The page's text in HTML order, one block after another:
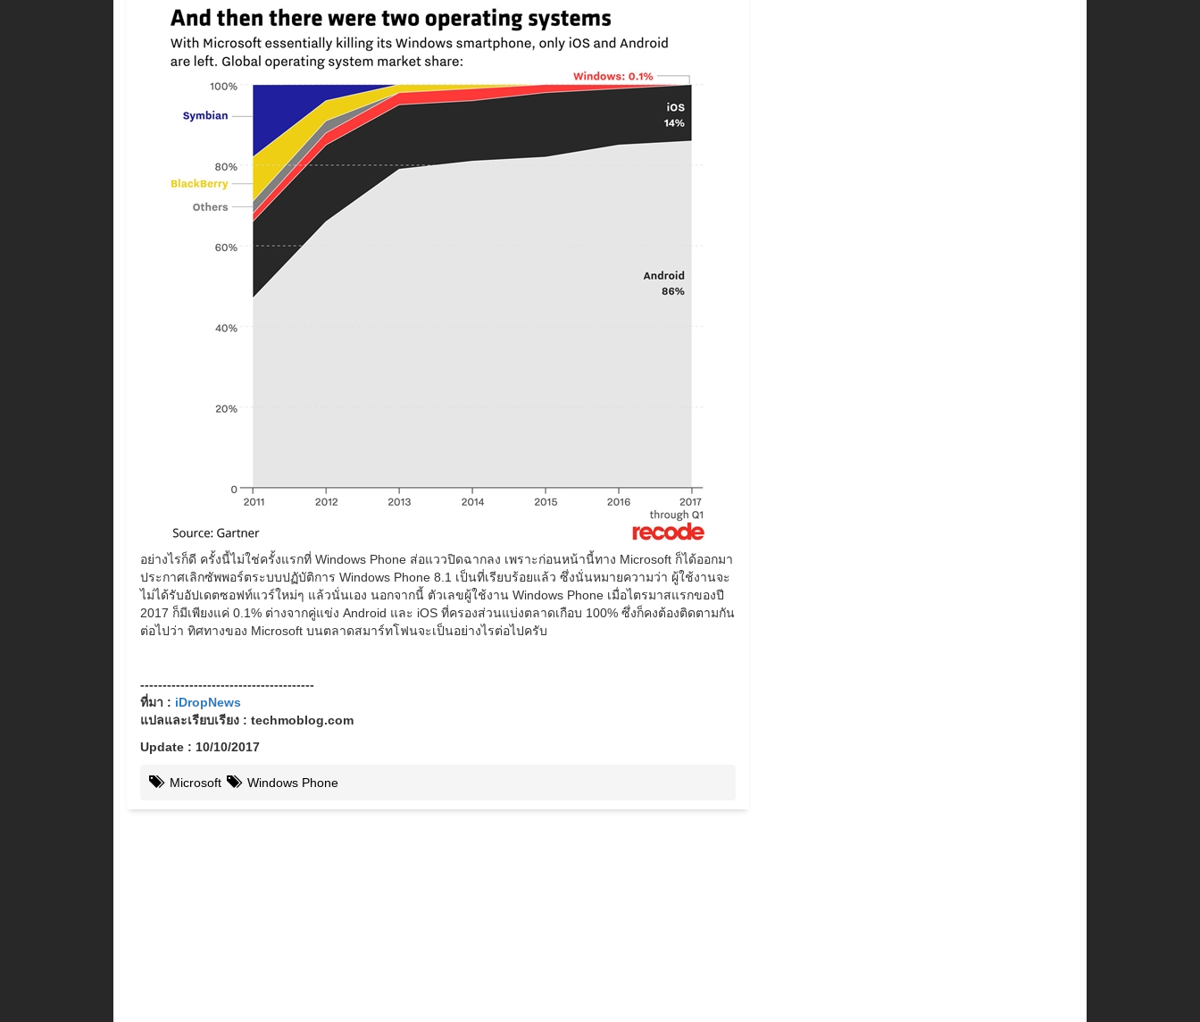
อย่างไรก็ดี ครั้งนี้ไม่ใช่ครั้งแรกที่ Windows Phone ส่อแววปิดฉากลง เพราะก่อนหน้านี้ทาง Microsoft ก็ได้ออกมา
ประกาศเลิกซัพพอร์ตระบบปฏับัติการ Windows Phone 8.1 เป็นที่เรียบร้อยแล้ว ซึ่งนั่นหมายความว่า ผู้ใช้งานจะ
ไม่ได้รับอัปเดตซอฟท์แวร์ใหม่ๆ แล้วนั่นเอง นอกจากนี้ ตัวเลขผู้ใช้งาน Windows Phone เมื่อไตรมาสแรกของปี
2017 ก็มีเพียงแค่ 0.1% ต่างจากคู่แข่ง Android และ iOS ที่ครองส่วนแบ่งตลาดเกือบ 100% ซึ่งก็คงต้องติดตามกัน
ต่อไปว่า ทิศทางของ Microsoft บนตลาดสมาร์ทโฟนจะเป็นอย่างไรต่อไปครับ
---------------------------------------
ที่มา : iDropNews
แปลและเรียบเรียง : techmoblog.com
Update : 10/10/2017
Microsoft Windows Phone